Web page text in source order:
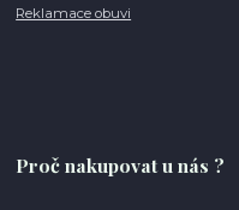
Reklamace obuvi
Proč nakupovat u nás ?